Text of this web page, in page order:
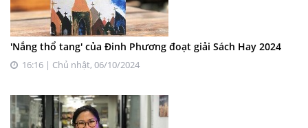
'Nắng thổ tang' của Đinh Phương đoạt giải Sách Hay 2024
16:16 | Chủ nhật, 06/10/2024